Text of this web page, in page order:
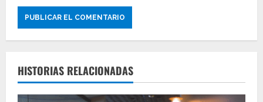
HISTORIAS RELACIONADAS